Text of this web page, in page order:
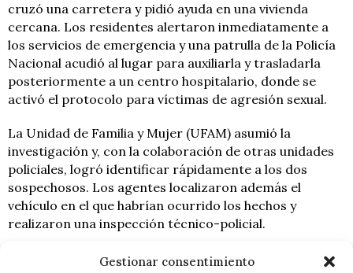
Gestionar consentimiento
cruzó una carretera y pidió ayuda en una vivienda
cercana. Los residentes alertaron inmediatamente a
los servicios de emergencia y una patrulla de la Policía
Nacional acudió al lugar para auxiliarla y trasladarla
posteriormente a un centro hospitalario, donde se
activó el protocolo para víctimas de agresión sexual.
La Unidad de Familia y Mujer (UFAM) asumió la
investigación y, con la colaboración de otras unidades
policiales, logró identificar rápidamente a los dos
sospechosos. Los agentes localizaron además el
vehículo en el que habrían ocurrido los hechos y
realizaron una inspección técnico-policial.
Uno de los detenidos llevaba encima una caja de